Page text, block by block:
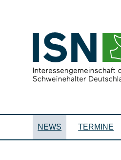
NEWS TERMINE